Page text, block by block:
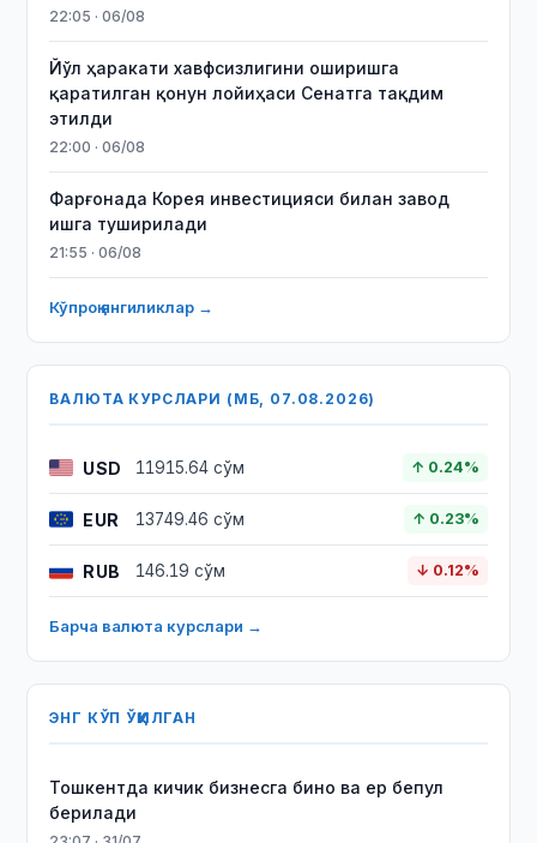
22:05 · 06/08
Йўл ҳаракати хавфсизлигини оширишга
қаратилган қонун лойиҳаси Сенатга тақдим
этилди
22:00 · 06/08
Фарғонада Корея инвестицияси билан завод
ишга туширилади
21:55 · 06/08
Кўпроқ янгиликлар →
ВАЛЮТА КУРСЛАРИ (МБ, 07.08.2026)
USD 11915.64 сўм ↑ 0.24%
EUR 13749.46 сўм ↑ 0.23%
RUB 146.19 сўм ↓ 0.12%
Барча валюта курслари →
ЭНГ КЎП ЎҚИЛГАН
Тошкентда кичик бизнесга бино ва ер бепул
берилади